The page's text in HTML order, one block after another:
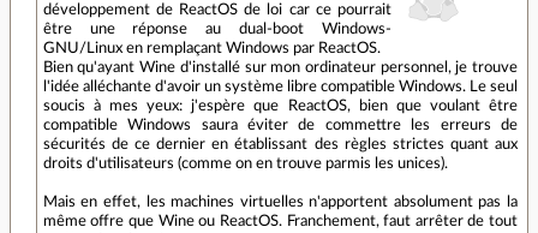
développement de ReactOS de loi car ce pourrait
être une réponse au dual-boot Windows-
GNU/Linux en remplaçant Windows par ReactOS.
Bien qu'ayant Wine d'installé sur mon ordinateur personnel, je trouve
l'idée alléchante d'avoir un système libre compatible Windows. Le seul
soucis à mes yeux: j'espère que ReactOS, bien que voulant être
compatible Windows saura éviter de commettre les erreurs de
sécurités de ce dernier en établissant des règles strictes quant aux
droits d'utilisateurs (comme on en trouve parmis les unices).
Mais en effet, les machines virtuelles n'apportent absolument pas la
même offre que Wine ou ReactOS. Franchement, faut arrêter de tout